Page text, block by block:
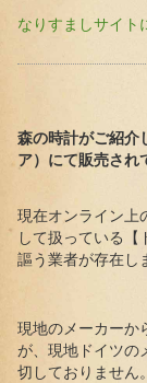
なりすましサイト
森の時計がご紹介
ア）にて販売され
現在オンライン上
して扱っている【
謳う業者が存在し
現地のメーカーか
が、現地ドイツの
切しておりません。